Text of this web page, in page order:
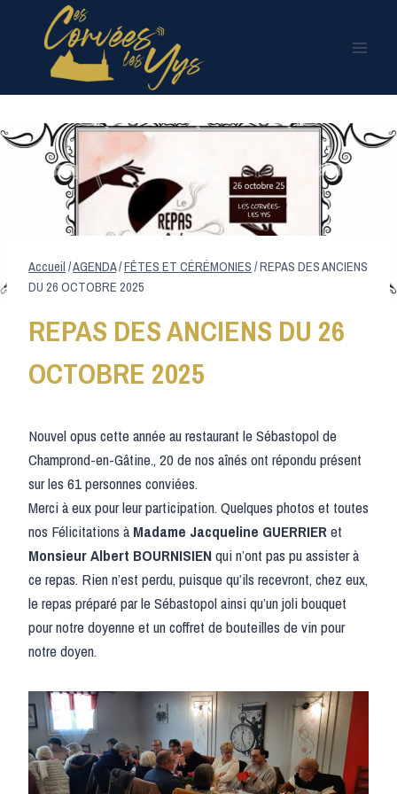
Accueil /AGENDA/FÊTES ET CÉRÉMONIES /REPAS DES ANCIENS
DU 26 OCTOBRE 2025
REPAS DES ANCIENS DU 26
OCTOBRE 2025
Nouvel opus cette année au restaurant le Sébastopol de
Champrond-en-Gâtine., 20 de nos aînés ont répondu présent
sur les 61 personnes conviées.
Merci à eux pour leur participation. Quelques photos et toutes
nos Félicitations àMadame Jacqueline GUERRIERet
MonsieurAlbert BOURNISIENqui n’ont pas pu assister à
ce repas. Rien n’est perdu, puisque qu’ils recevront, chez eux,
le repas préparé par le Sébastopol ainsi qu’un joli bouquet
pour notre doyenne et un coffret de bouteilles de vin pour
notre doyen.